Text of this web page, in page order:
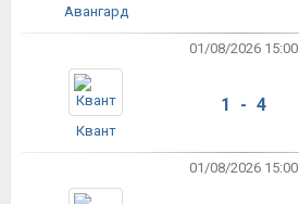
Авангард
01/08/2026 15:00
Квант
1 - 4
01/08/2026 15:00